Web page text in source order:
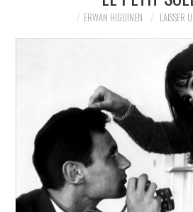
SÉRIES
JEU VIDÉO
AUTRES
SOMMAIRE
ERWAN HIGUINEN LAISSER